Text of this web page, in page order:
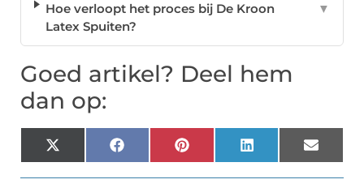
Hoe verloopt het proces bij De Kroon
Latex Spuiten?
▼
Goed artikel? Deel hem
dan op:
X
(Twitter)
FacebookPinterest LinkedIn Email